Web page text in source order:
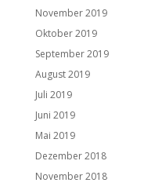
November 2019
Oktober 2019
September 2019
August 2019
Juli 2019
Juni 2019
Mai 2019
Dezember 2018
November 2018